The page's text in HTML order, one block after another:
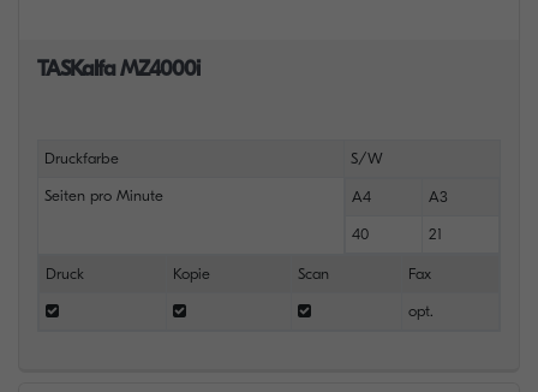
TASKalfa MZ4000i
Druckfarbe S/W
Seiten pro Minute A4 A3
40 21
Druck Kopie Scan Fax
opt.